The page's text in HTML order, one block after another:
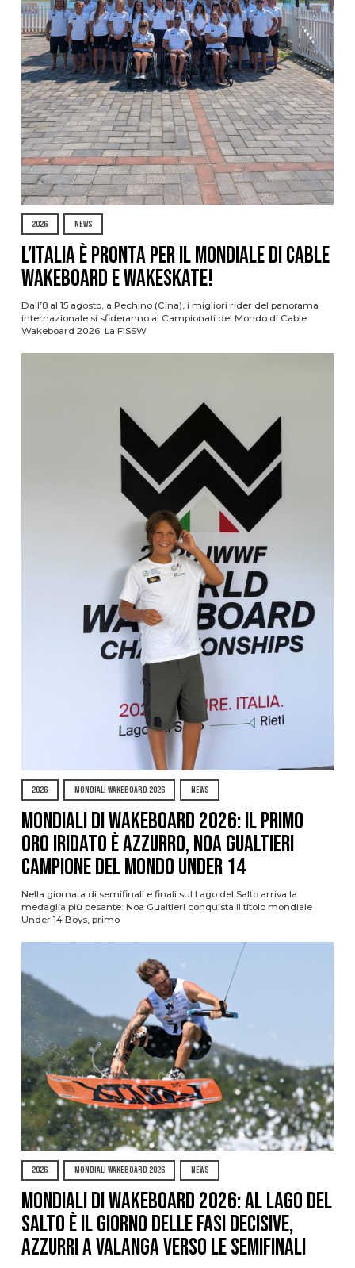
2026 NEWS
L’Italia è pronta per il Mondiale di Cable
Wakeboard e Wakeskate!
Dall’8 al 15 agosto, a Pechino (Cina), i migliori rider del panorama
internazionale si sfideranno ai Campionati del Mondo di Cable
Wakeboard 2026. La FISSW
2026 MONDIALI WAKEBOARD 2026 NEWS
Mondiali di Wakeboard 2026: il primo
oro iridato è azzurro, Noa Gualtieri
campione del mondo Under 14
Nella giornata di semifinali e finali sul Lago del Salto arriva la
medaglia più pesante: Noa Gualtieri conquista il titolo mondiale
Under 14 Boys, primo
2026 MONDIALI WAKEBOARD 2026 NEWS
Mondiali di Wakeboard 2026: al Lago del
Salto è il giorno delle fasi decisive,
azzurri a valanga verso le semifinali